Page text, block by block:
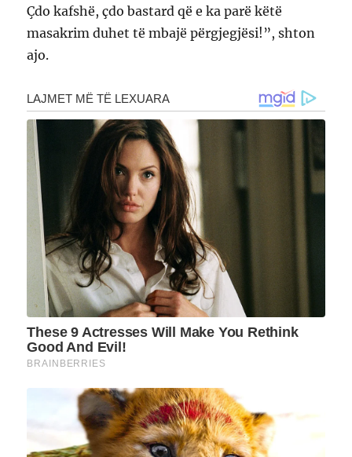
Çdo kafshë, çdo bastard që e ka parë këtë
masakrim duhet të mbajë përgjegjësi!”, shton
ajo.